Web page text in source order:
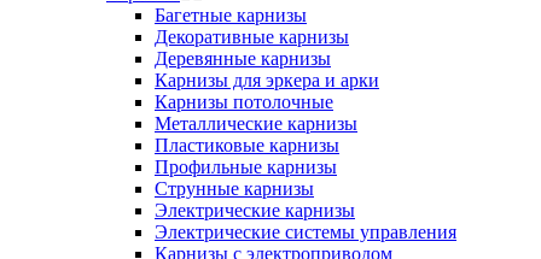
Багетные карнизы
Декоративные карнизы
Деревянные карнизы
Карнизы для эркера и арки
Карнизы потолочные
Металлические карнизы
Пластиковые карнизы
Профильные карнизы
Струнные карнизы
Электрические карнизы
Электрические системы управления
Карнизы с электроприводом